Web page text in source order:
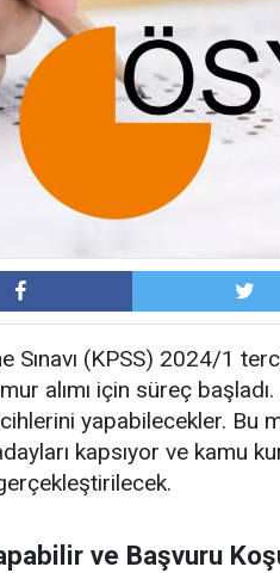
Sınavı (KPSS) 2024/1
alımı için süreç
yapabilecekler. Bu
kapsıyor ve kamu
ve Başvuru